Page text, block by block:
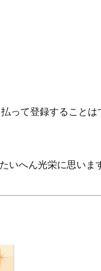
って登録することは
いへん光栄に思いま